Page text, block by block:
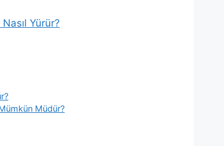
Yürür?
Mümkün Müdür?